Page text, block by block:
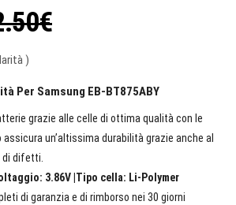
)
Per Samsung EB-BT875ABY
grazie alle celle di ottima qualità con le
un’altissima durabilità grazie anche al
difetti.
3.86V |Tipo cella: Li-Polymer
di garanzia e di rimborso nei 30 giorni